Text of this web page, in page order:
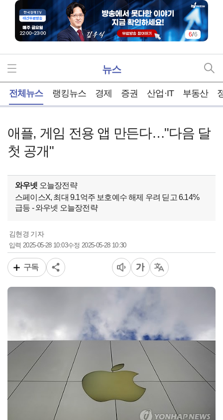
6/6
뉴스
전체뉴스 랭킹뉴스 경제 증권 산업·IT 부동산
애플, 게임 전용 앱 만든다…"다음 달
첫 공개"
와우넷 오늘장전략
스페이스X, 최대 9.1억주 보호예수 해제 우려 딛고 6.14%
급등 - 와우넷 오늘장전략
김현경 기자
입력2025-05-28 10:03수정 2025-05-28 10:30
구독